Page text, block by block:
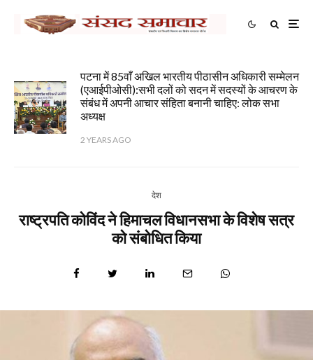
पटना में 85वाँ अखिल भारतीय पीठासीन अधिकारी सम्मेलन
(एआईपीओसी):सभी दलों को सदन में सदस्यों के आचरण के
संबंध में अपनी आचार संहिता बनानी चाहिए: लोक सभा
अध्यक्ष
2 YEARS AGO
देश
राष्ट्रपति कोविंद ने हिमाचल विधानसभा के विशेष सत्र
को संबोधित किया